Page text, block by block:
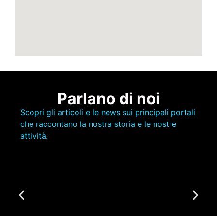
Parlano di noi
Scopri gli articoli e le news sui principali portali
che raccontano la nostra storia e le nostre
attività.